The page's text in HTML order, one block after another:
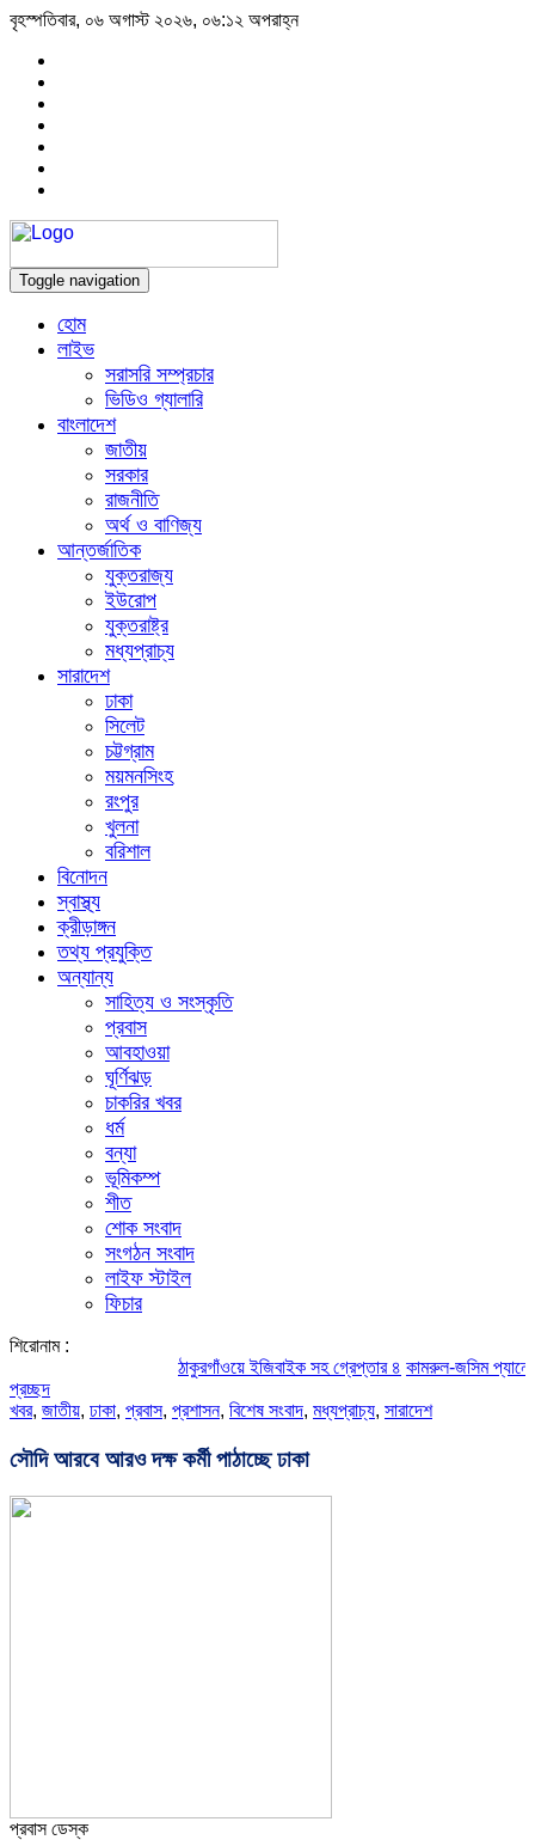
বৃহস্পতিবার, ০৬ অগাস্ট ২০২৬, ০৬:১২ অপরাহ্ন
Toggle navigation
হোম
লাইভ
সরাসরি সম্প্রচার
ভিডিও গ্যালারি
বাংলাদেশ
জাতীয়
সরকার
রাজনীতি
অর্থ ও বাণিজ্য
আন্তর্জাতিক
যুক্তরাজ্য
ইউরোপ
যুক্তরাষ্ট্র
মধ্যপ্রাচ্য
সারাদেশ
ঢাকা
সিলেট
চট্টগ্রাম
ময়মনসিংহ
রংপুর
খুলনা
বরিশাল
বিনোদন
স্বাস্থ্য
ক্রীড়াঙ্গন
তথ্য প্রযুক্তি
অন্যান্য
সাহিত্য ও সংস্কৃতি
প্রবাস
আবহাওয়া
ঘূর্ণিঝড়
চাকরির খবর
ধর্ম
বন্যা
ভূমিকম্প
শীত
শোক সংবাদ
সংগঠন সংবাদ
লাইফ স্টাইল
ফিচার
শিরোনাম :
ঠাকুরগাঁওয়ে ইজিবাইক সহ গ্রেপ্তার ৪ কামরুল-জসিম প্যানেলের
প্রচ্ছদ
খবর, জাতীয়, ঢাকা, প্রবাস, প্রশাসন, বিশেষ সংবাদ, মধ্যপ্রাচ্য, সারাদেশ
সৌদি আরবে আরও দক্ষ কর্মী পাঠাচ্ছে ঢাকা
প্রবাস ডেস্ক